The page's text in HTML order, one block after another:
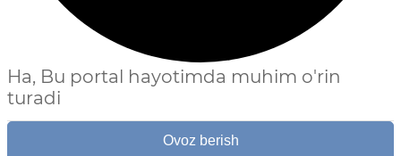
Ha, Bu portal hayotimda muhim o'rin
turadi
Ovoz berish